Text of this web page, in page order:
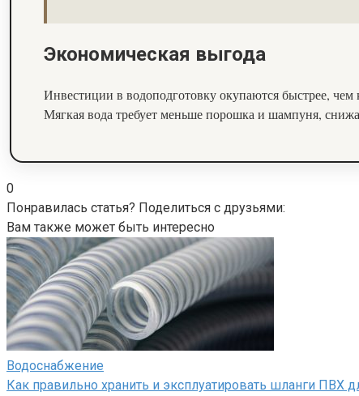
Экономическая выгода
Инвестиции в водоподготовку окупаются быстрее,
Мягкая вода требует меньше порошка и шампуня,
0
Понравилась статья? Поделиться с друзьями:
Вам также может быть интересно
Водоснабжение
Как правильно хранить и эксплуатировать шланги ПВХ